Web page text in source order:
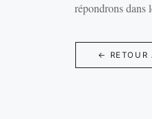
répondrons dans
← RETOUR